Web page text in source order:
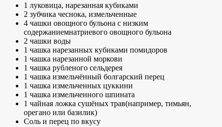
1 луковица, нарезанная кубиками
2 зубчика чеснока, измельченные
4 чашки овощного бульона с низким
содержаниемнатриевого овощного бульона
2 чашки воды
1 чашка нарезанных кубиками помидоров
1 чашка нарезанной моркови
1 чашка рубленого сельдерея
1 чашка измельчённый болгарский перец
1 чашка измельченных цуккини
1 чашка измельченного шпината
1 чайная ложка сушёных трав(например, тимьян,
орегано или базилик)
Соль и перец по вкусу